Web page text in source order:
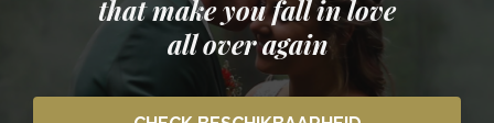
that make you fall in love
all over again